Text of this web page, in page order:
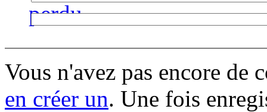
perdu
Vous n'avez pas encore de
en créer un. Une fois